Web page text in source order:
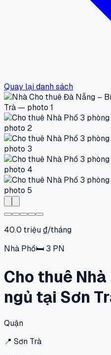
Quay lại danh sách
40.0 triệu ₫/tháng
Nhà Phố🛏 3 PN
Cho thuê
ngủ tại Sơn
Quận
📍 Sơn Trà